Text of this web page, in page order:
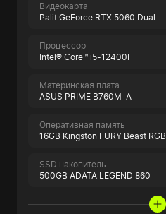
Видеокарта
Palit GeForce RTX 5060 Dual
Процессор
Intel® Core™ i5-12400F
Материнская плата
ASUS PRIME B760M-A
Оперативная память
16GB Kingston FURY Beast RGB
SSD накопитель
500GB ADATA LEGEND 860